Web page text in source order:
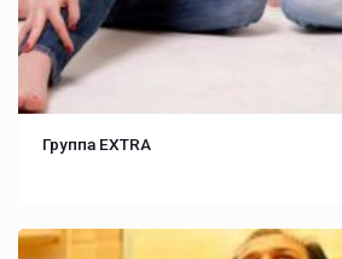
Группа EXTRA